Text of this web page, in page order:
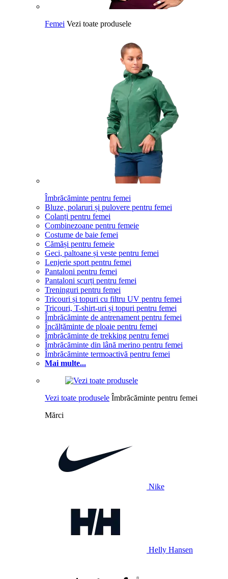
Femei Vezi toate produsele
Îmbrăcăminte pentru femei
Bluze, polaruri și pulovere pentru femei
Colanți pentru femei
Combinezoane pentru femeie
Costume de baie femei
Cămăși pentru femeie
Geci, paltoane și veste pentru femei
Lenjerie sport pentru femei
Pantaloni pentru femei
Pantaloni scurți pentru femei
Treninguri pentru femei
Tricouri și topuri cu filtru UV pentru femei
Tricouri, T-shirt-uri și topuri pentru femei
Îmbrăcăminte de antrenament pentru femei
Încălțăminte de ploaie pentru femei
Îmbrăcăminte de trekking pentru femei
Îmbrăcăminte din lână merino pentru femei
Îmbrăcăminte termoactivă pentru femei
Mai multe...
Vezi toate produsele Îmbrăcăminte pentru femei
Mărci
Nike
Helly Hansen